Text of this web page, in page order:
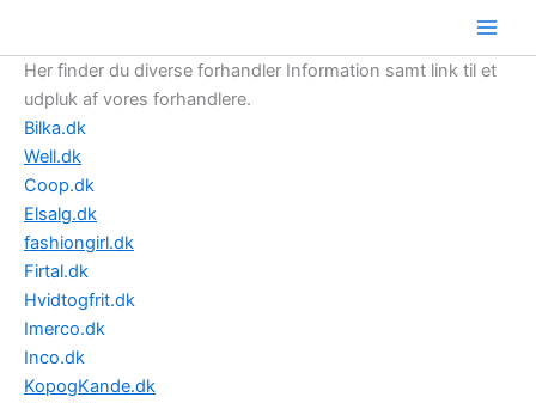
indholdet
Her finder du diverse forhandler Information samt link til et
udpluk af vores forhandlere.
Bilka.dk
Well.dk
Coop.dk
Elsalg.dk
fashiongirl.dk
Firtal.dk
Hvidtogfrit.dk
Imerco.dk
Inco.dk
KopogKande.dk